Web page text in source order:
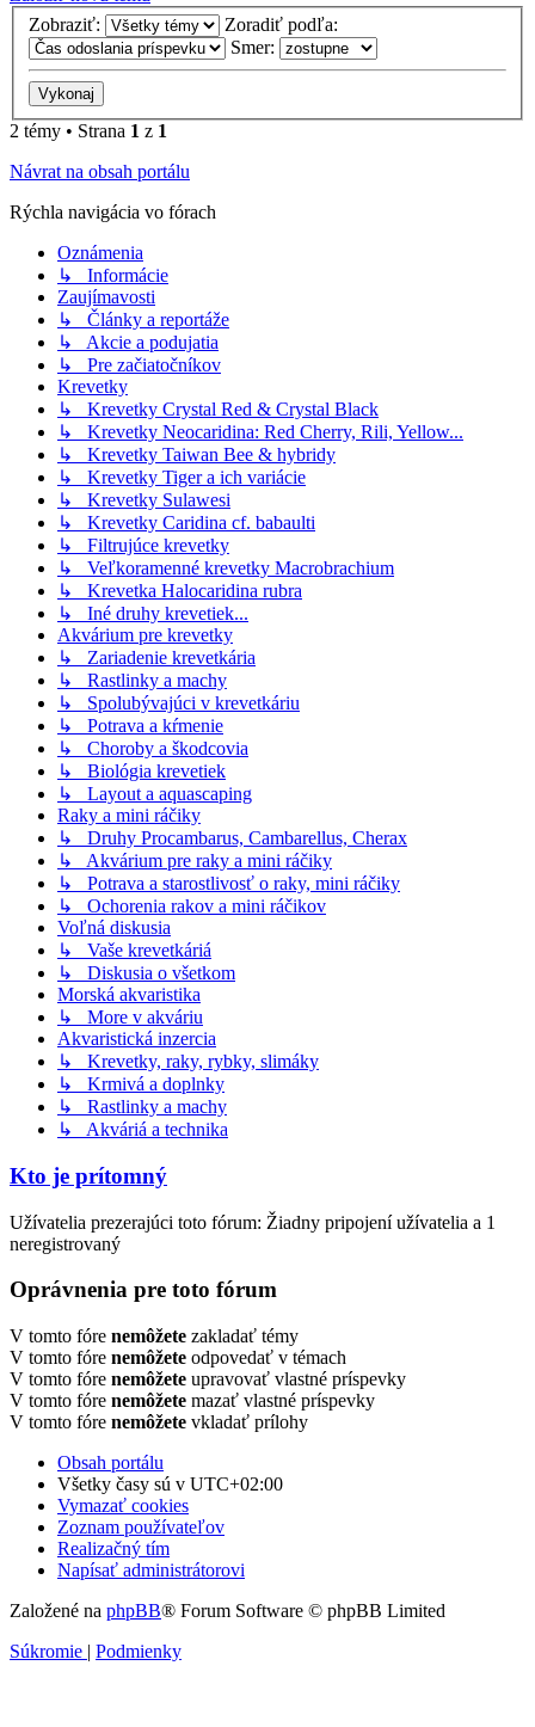
Zobraziť:
Zoradiť podľa:
Smer:
2 témy • Strana 1 z 1
Návrat na obsah portálu
Rýchla navigácia vo fórach
Oznámenia
↳ Informácie
Zaujímavosti
↳ Články a reportáže
↳ Akcie a podujatia
↳ Pre začiatočníkov
Krevetky
↳ Krevetky Crystal Red & Crystal Black
↳ Krevetky Neocaridina: Red Cherry, Rili, Yellow...
↳ Krevetky Taiwan Bee & hybridy
↳ Krevetky Tiger a ich variácie
↳ Krevetky Sulawesi
↳ Krevetky Caridina cf. babaulti
↳ Filtrujúce krevetky
↳ Veľkoramenné krevetky Macrobrachium
↳ Krevetka Halocaridina rubra
↳ Iné druhy krevetiek...
Akvárium pre krevetky
↳ Zariadenie krevetkária
↳ Rastlinky a machy
↳ Spolubývajúci v krevetkáriu
↳ Potrava a kŕmenie
↳ Choroby a škodcovia
↳ Biológia krevetiek
↳ Layout a aquascaping
Raky a mini ráčiky
↳ Druhy Procambarus, Cambarellus, Cherax
↳ Akvárium pre raky a mini ráčiky
↳ Potrava a starostlivosť o raky, mini ráčiky
↳ Ochorenia rakov a mini ráčikov
Voľná diskusia
↳ Vaše krevetkáriá
↳ Diskusia o všetkom
Morská akvaristika
↳ More v akváriu
Akvaristická inzercia
↳ Krevetky, raky, rybky, slimáky
↳ Krmivá a doplnky
↳ Rastlinky a machy
↳ Akváriá a technika
Kto je prítomný
Užívatelia prezerajúci toto fórum: Žiadny pripojení užívatelia a 1
neregistrovaný
Oprávnenia pre toto fórum
V tomto fóre nemôžete zakladať témy
V tomto fóre nemôžete odpovedať v témach
V tomto fóre nemôžete upravovať vlastné príspevky
V tomto fóre nemôžete mazať vlastné príspevky
V tomto fóre nemôžete vkladať prílohy
Obsah portálu
Všetky časy sú v UTC+02:00
Vymazať cookies
Zoznam používateľov
Realizačný tím
Napísať administrátorovi
Založené na phpBB® Forum Software © phpBB Limited
Súkromie | Podmienky